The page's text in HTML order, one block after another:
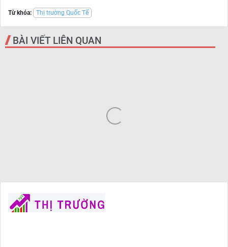
Từ khóa: Thị trường Quốc Tế
BÀI VIẾT LIÊN QUAN